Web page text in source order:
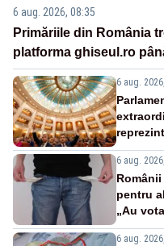
6 aug. 2026, 08:35
Primăriile din România
platforma ghiseul.ro
6 aug.
6 aug.
pentru
„Au
6 aug.